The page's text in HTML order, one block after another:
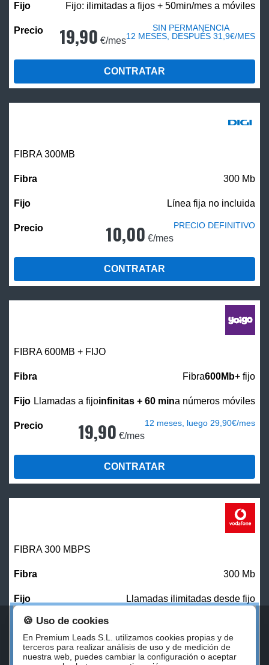
Fijo: ilimitadas a fijos + 50min/mes a móviles
19,90 €/mes
SIN PERMANENCIA
12 MESES, DESPUÉS 31,9€/MES
CONTRATAR
FIBRA 300MB
300 Mb
Línea fija no incluida
10,00 €/mes
PRECIO DEFINITIVO
CONTRATAR
FIBRA 600MB + FIJO
Fibra600Mb+ fijo
Llamadas a fijoinfinitas + 60 mina números móviles
19,90 €/mes
12 meses, luego 29,90€/mes
CONTRATAR
FIBRA 300 MBPS
300 Mb
Llamadas ilimitadas desde fijo
27,00 €/mes
🍪 Uso de cookies
En Premium Leads S.L. utilizamos cookies propias y de
terceros para realizar análisis de uso y de medición de
nuestra web, puedes cambiar la configuración o aceptar